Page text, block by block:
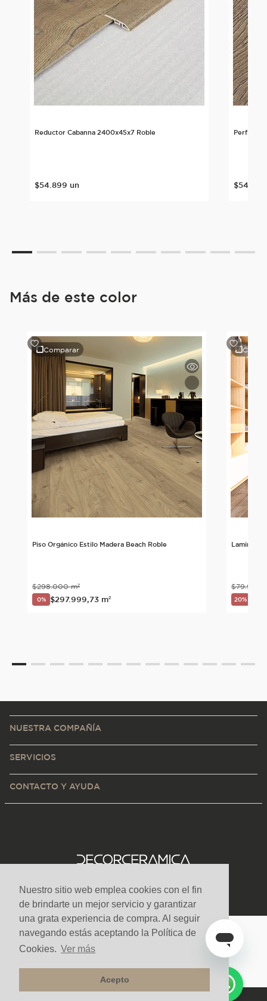
Nuestro sitio web emplea cookies con el fin
de brindarte un mejor servicio y garantizar
una grata experiencia de compra. Al seguir
navegando estás aceptando la Política de
Cookies. Ver más
Acepto
Reductor Cabanna 2400x45x7 Roble
$54.899 un
Perfil T
$54
Más de este color
Comparar
Piso Orgánico Estilo Madera Beach Roble
$298.000 m²
0% $297.999,73 m²
Laminado
$79.900
20%
NUESTRA COMPAÑÍA
SERVICIOS
CONTACTO Y AYUDA